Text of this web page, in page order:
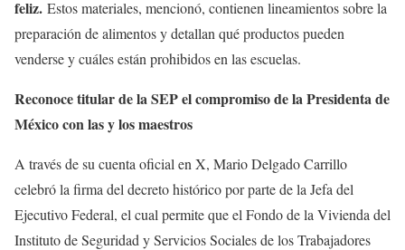
feliz. Estos materiales, mencionó, contienen lineamientos sobre la
preparación de alimentos y detallan qué productos pueden
venderse y cuáles están prohibidos en las escuelas.
Reconoce titular de la SEP el compromiso de la Presidenta de
México con las y los maestros
A través de su cuenta oficial en X, Mario Delgado Carrillo
celebró la firma del decreto histórico por parte de la Jefa del
Ejecutivo Federal, el cual permite que el Fondo de la Vivienda del
Instituto de Seguridad y Servicios Sociales de los Trabajadores